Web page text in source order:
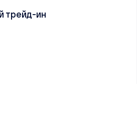
трейд-ин